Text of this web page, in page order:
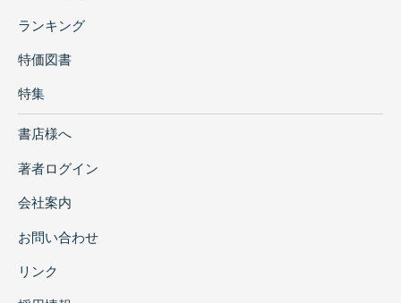
ランキング
特価図書
特集
書店様へ
著者ログイン
会社案内
お問い合わせ
リンク